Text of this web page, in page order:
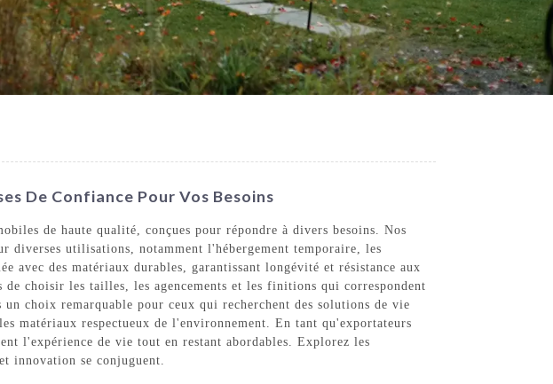
De Confiance Pour Vos Besoins
de haute qualité, conçues pour répondre à divers besoins. Nos
diverses utilisations, notamment l'hébergement temporaire, les
avec des matériaux durables, garantissant longévité et résistance aux
choisir les tailles, les agencements et les finitions qui correspondent
choix remarquable pour ceux qui recherchent des solutions de vie
matériaux respectueux de l'environnement. En tant qu'exportateurs
l'expérience de vie tout en restant abordables. Explorez les
innovation se conjuguent.